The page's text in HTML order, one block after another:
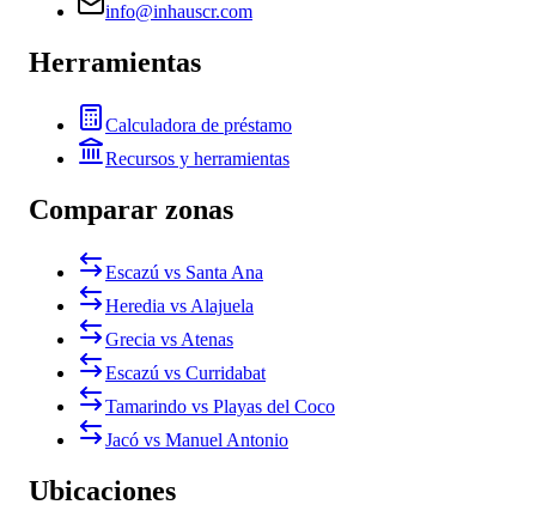
info@inhauscr.com
Herramientas
Calculadora de préstamo
Recursos y herramientas
Comparar zonas
Escazú vs Santa Ana
Heredia vs Alajuela
Grecia vs Atenas
Escazú vs Curridabat
Tamarindo vs Playas del Coco
Jacó vs Manuel Antonio
Ubicaciones